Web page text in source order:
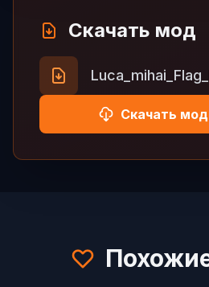
Скачать мод
Скачать